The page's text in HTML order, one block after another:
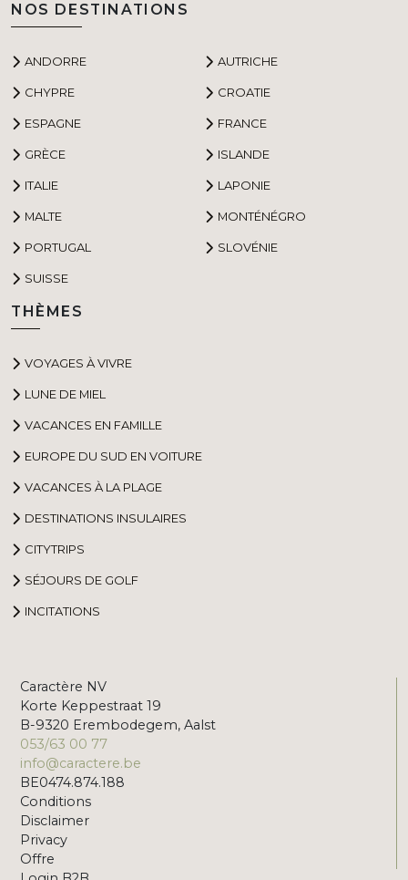
NOS DESTINATIONS
ANDORRE AUTRICHE
CHYPRE CROATIE
ESPAGNE FRANCE
GRÈCE ISLANDE
ITALIE LAPONIE
MALTE MONTÉNÉGRO
PORTUGAL SLOVÉNIE
SUISSE
THÈMES
VOYAGES À VIVRE
LUNE DE MIEL
VACANCES EN FAMILLE
EUROPE DU SUD EN VOITURE
VACANCES À LA PLAGE
DESTINATIONS INSULAIRES
CITYTRIPS
SÉJOURS DE GOLF
INCITATIONS
Caractère NV
Korte Keppestraat 19
B-9320 Erembodegem, Aalst
053/63 00 77
info@caractere.be
BE0474.874.188
Conditions
Disclaimer
Privacy
Offre